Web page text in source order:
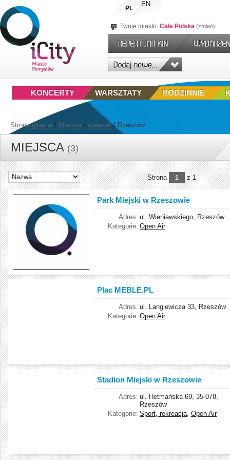
PL
EN
Twoje miasto: Cała Polska zmień
RODZINNIE
WARSZTATY
KONCERTY
Strona główna / Miejsca / open-air/ Rzeszów
MIEJSCA (3)
Strona 1 z 1
Park Miejski w Rzeszowie
Adres: ul. Wieniawskiego, Rzeszów
Kategorie: Open Air
Plac MEBLE.PL
Adres: ul. Langiewicza 33, Rzeszów
Kategorie: Open Air
Stadion Miejski w Rzeszowie
Adres: ul. Hetmańska 69, 35-078,
Rzeszów
Kategorie: Sport, rekreacja, Open Air